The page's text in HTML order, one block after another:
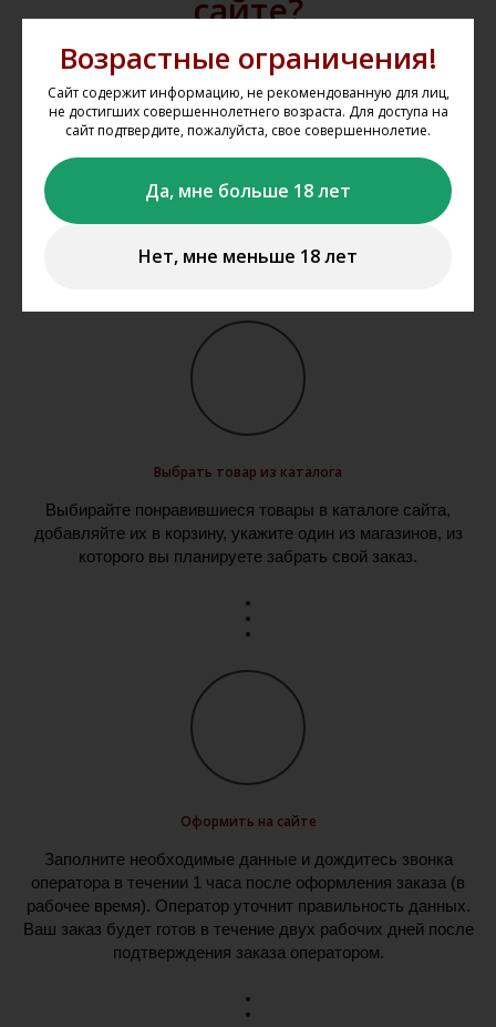
Возрастные ограничения!
Сайт содержит информацию, не рекомендованную для лиц,
не достигших совершеннолетнего возраста. Для доступа на
сайт подтвердите, пожалуйста, свое совершеннолетие.
Да, мне больше 18 лет
Нет, мне меньше 18 лет
сайте?
Мы не осуществляем дистанционную
продажу и доставку алкогольной и
табачной продукции. Вы можете
забронировать представленную на
сайте продукциюwww.gal-vin.ru
приобрести её в нашем магазине
«Галерея вин» в Казани.
Выбрать товар из каталога
Выбирайте понравившиеся товары в каталоге сайта,
добавляйте их в корзину, укажите один из магазинов, из
которого вы планируете забрать свой заказ.
Оформить на сайте
Заполните необходимые данные и дождитесь звонка
оператора в течении 1 часа после оформления заказа (в
рабочее время). Оператор уточнит правильность данных.
Ваш заказ будет готов в течение двух рабочих дней после
подтверждения заказа оператором.